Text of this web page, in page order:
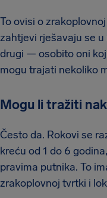
To ovisi o
zahtjevi rješavaju se
drugi — osobito oni
mogu trajati nekoliko
Mogu li tražiti
Često da. Rokovi se
kreću od 1 do 6
pravima putnika. To
zrakoplovnoj tvrtki i